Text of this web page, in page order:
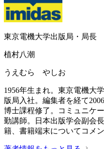
東京電機大学出版局・局長
植村八潮
うえむら やしお
1956年生まれ。東京電機大
版局入社。編集者を経て
博士課程修了。コミュニケ
勤講師。日本出版学会副会
籍、書籍端末についてコメ